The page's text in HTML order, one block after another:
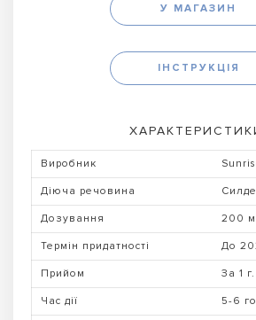
У МАГАЗИН
ІНСТРУКЦІЯ
Виробник
Діюча речовина
Дозування 200
Термін придатності До
Прийом За 1
Час дії 5-6